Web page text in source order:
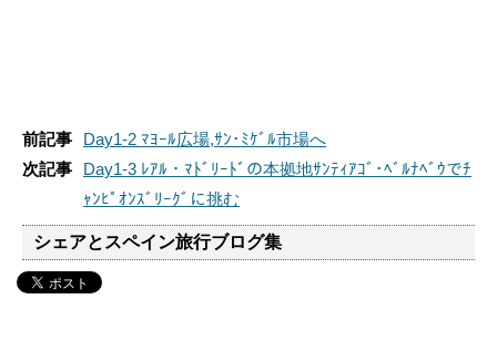
前記事
Day1-2 ﾏﾖｰﾙ広場,ｻﾝ･ﾐｹﾞﾙ市場へ
次記事
Day1-3 ﾚｱﾙ・ﾏﾄﾞﾘｰﾄﾞの本拠地ｻﾝﾃｨｱｺﾞ･ﾍﾞﾙﾅﾍﾞｳでﾁ
ｬﾝﾋﾟｵﾝｽﾞﾘｰｸﾞに挑む
シェアとスペイン旅行ブログ集